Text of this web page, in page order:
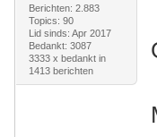
Berichten: 2.883
Topics: 90
Lid sinds: Apr 2017
Bedankt: 3087
3333 x bedankt in
1413 berichten